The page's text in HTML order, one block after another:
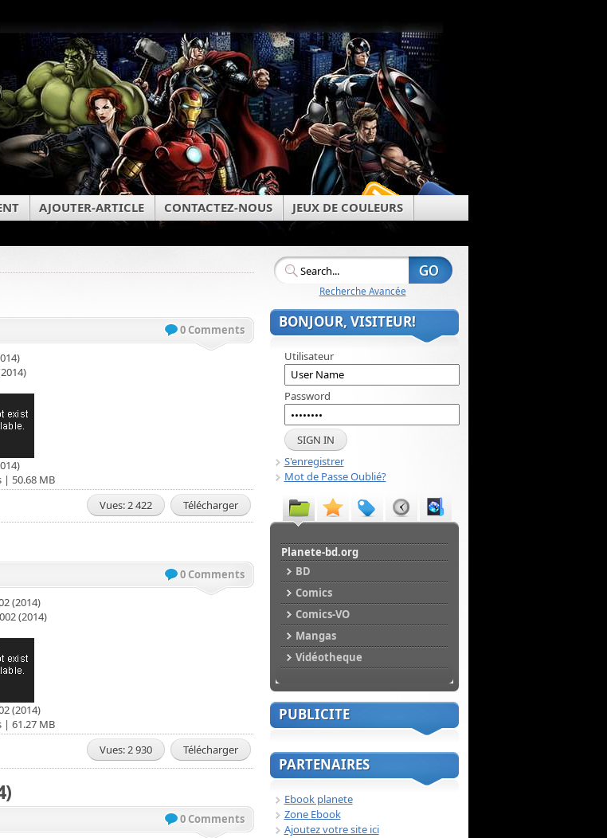
AJOUTER-ARTICLE CONTACTEZ-NOUS JEUX DE COULEURS
0 Comments
| 50.68 MB
Vues: 2 422
Télécharger
0 Comments
(2014)
(2014)
| 61.27 MB
Vues: 2 930
Télécharger
0 Comments
Recherche Avancée
BONJOUR, VISITEUR!
Utilisateur
Password
S'enregistrer
Mot de Passe Oublié?
Planete-bd.org
BD
Comics
Comics-VO
Mangas
Vidéotheque
PUBLICITE
PARTENAIRES
Ebook planete
Zone Ebook
Ajoutez votre site ici